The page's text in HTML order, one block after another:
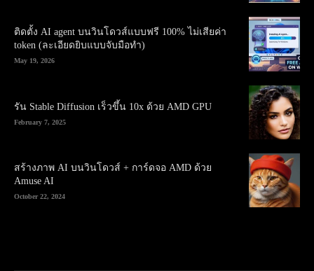
ติดตั้ง AI agent บนวินโดวส์แบบฟรี 100% ไม่เสียค่า
token (ละเอียดยิบแบบจับมือทำ)
May 19, 2026
รัน Stable Diffusion เร็วขึ้น 10x ด้วย AMD GPU
February 7, 2025
สร้างภาพ AI บนวินโดวส์ + การ์ดจอ AMD ด้วย
Amuse AI
October 22, 2024